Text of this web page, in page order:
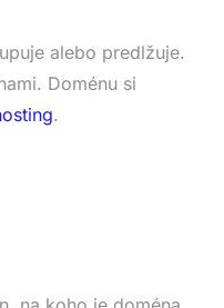
alebo predlžuje.
Doménu si
.